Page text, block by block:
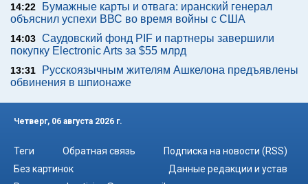
14:22
Бумажные карты и отвага: иранский генерал
объяснил успехи ВВС во время войны с США
14:03 Саудовский фонд PIF и партнеры завершили
покупку Electronic Arts за $55 млрд
13:31
Русскоязычным жителям Ашкелона предъявлены
обвинения в шпионаже
Четверг, 06 августа 2026 г.
Теги Обратная связь
Подписка на новости (RSS)
Без картинок
Данные редакции и устав